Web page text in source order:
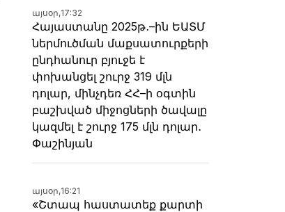
այսօր,17:32
Հայաստանը 2025թ․–ին ԵԱՏՄ
ներմուծման մաքսատուրքերի
ընդհանուր բյուջե է
փոխանցել շուրջ 319 մլն
դոլար, մինչդեռ ՀՀ–ի օգտին
բաշխված միջոցների ծավալը
կազմել է շուրջ 175 մլն դոլար․
Փաշինյան
այսօր,16:21
«Շտապ հաստատեք քարտի